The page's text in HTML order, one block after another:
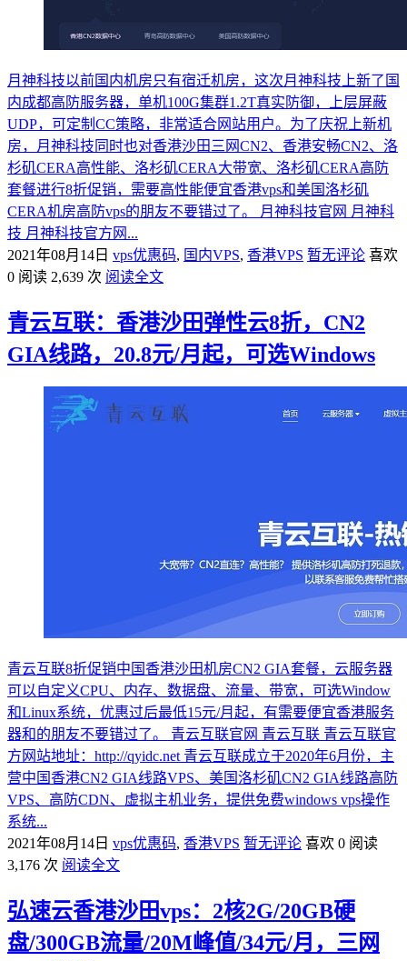
月神科技以前国内机房只有宿迁机房，这次月神科技上新了国
内成都高防服务器，单机100G集群1.2T真实防御，上层屏蔽
UDP，可定制CC策略，非常适合网站用户。为了庆祝上新机
房，月神科技同时也对香港沙田三网CN2、香港安畅CN2、洛
杉矶CERA高性能、洛杉矶CERA大带宽、洛杉矶CERA高防
套餐进行8折促销，需要高性能便宜香港vps和美国洛杉矶
CERA机房高防vps的朋友不要错过了。 月神科技官网 月神科
技 月神科技官方网...
2021年08月14日 vps优惠码, 国内VPS, 香港VPS 暂无评论 喜欢
0 阅读 2,639 次 阅读全文
青云互联：香港沙田弹性云8折，CN2
GIA线路，20.8元/月起，可选Windows
青云互联8折促销中国香港沙田机房CN2 GIA套餐，云服务器
可以自定义CPU、内存、数据盘、流量、带宽，可选Window
和Linux系统，优惠过后最低15元/月起，有需要便宜香港服务
器和的朋友不要错过了。 青云互联官网 青云互联 青云互联官
方网站地址：http://qyidc.net 青云互联成立于2020年6月份，主
营中国香港CN2 GIA线路VPS、美国洛杉矶CN2 GIA线路高防
VPS、高防CDN、虚拟主机业务，提供免费windows vps操作
系统...
2021年08月14日 vps优惠码, 香港VPS 暂无评论 喜欢 0 阅读
3,176 次 阅读全文
弘速云香港沙田vps：2核2G/20GB硬
盘/300GB流量/20M峰值/34元/月，三网